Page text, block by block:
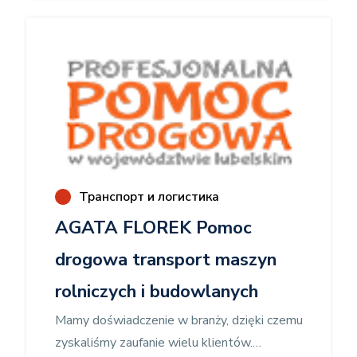
ubezpieczeń - Sprzedaż Agencyjna imprez
turystycznych największych Polskich i
zagranicznych Touroperatorów: Coral, Itaka,
Rainbow, Tui, Grecos
Транспорт и логистика
AGATA FLOREK Pomoc
drogowa transport maszyn
rolniczych i budowlanych
Mamy doświadczenie w branży, dzięki czemu
zyskaliśmy zaufanie wielu klientów.